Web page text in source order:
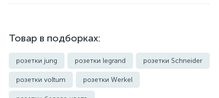
Товар в подборках:
розетки jung розетки legrand розетки Schneider
розетки voltum розетки Werkel